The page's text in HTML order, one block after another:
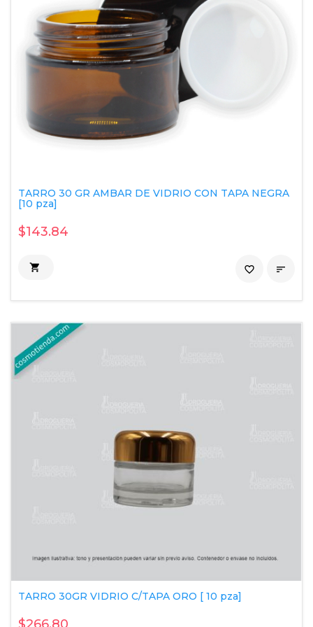
TARRO 30 GR AMBAR DE VIDRIO CON TAPA NEGRA
[10 pza]
$143.84
 
favorite_border
TARRO 30GR VIDRIO C/TAPA ORO [ 10 pza]